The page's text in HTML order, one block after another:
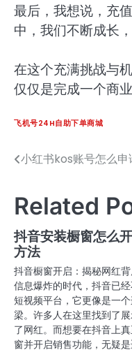
最后，我想说，充
中，我们不断成长
在这个充满挑战与
仅仅是完成一个商
飞机号24H自助下单商城
文
导
航
小红书kos账号怎么
Related
抖音安装橱窗怎么
方法
抖音橱窗开启：揭秘网红
信息爆炸的时代，抖音已
短视频平台，它更像是一
梁。许多人在这里找到了
了网红。而想要在抖音上
窗并开启销售功能，无疑